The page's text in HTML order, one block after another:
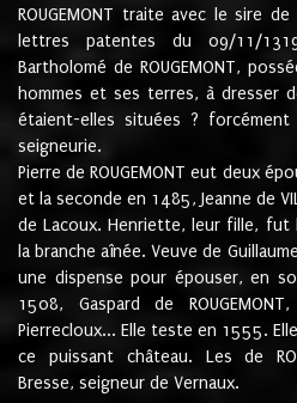
ROUGEMONT traite avec le sire
lettres patentes du 09/11/
Bartholomé de ROUGEMONT,
hommes et ses terres, à dresser
étaient-elles situées ?
seigneurie.
Pierre de ROUGEMONT eut deux
et la seconde en 1485, Jeanne de
de Lacoux. Henriette, leur fille, fut
la branche aînée. Veuve de
une dispense pour épouser, en
1508, Gaspard de
Pierrecloux... Elle teste en 1555.
ce puissant château. Les de
Bresse, seigneur de Vernaux.